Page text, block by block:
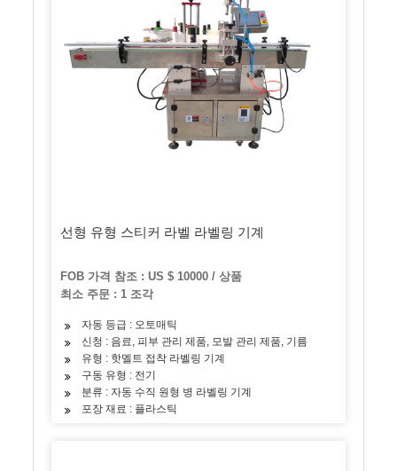
선형 유형 스티커 라벨 라벨링 기계
FOB 가격 참조 : US $ 10000 / 상품
최소 주문 : 1 조각
자동 등급 : 오토매틱
신청 : 음료, 피부 관리 제품, 모발 관리 제품, 기름
유형 : 핫멜트 접착 라벨링 기계
구동 유형 : 전기
분류 : 자동 수직 원형 병 라벨링 기계
포장 재료 : 플라스틱